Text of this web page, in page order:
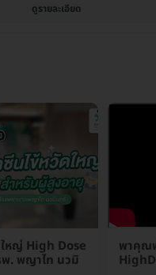
ดูรายละเอียด
หญ่ High Dose
. พญาไท นวมิ
พาคุณ